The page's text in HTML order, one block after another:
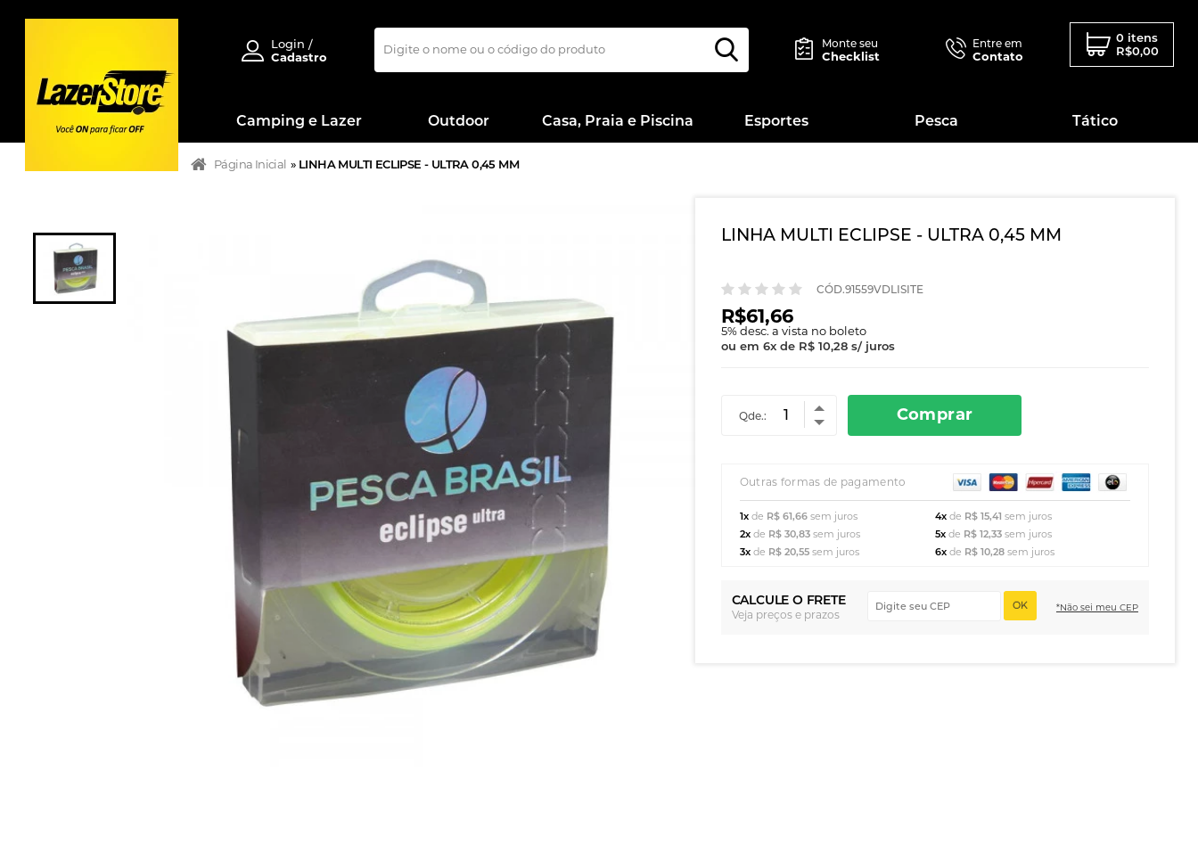
Login /
Cadastro
Monte seu
Checklist
Entre em
Contato
0 itens
R$0,00
Camping e Lazer Outdoor Casa, Praia e Piscina Esportes Pesca Tático
Página Inicial » LINHA MULTI ECLIPSE - ULTRA 0,45 MM
LINHA MULTI ECLIPSE - ULTRA 0,45 MM
CÓD.91559VDLISITE
R$61,66
5% desc. a vista no boleto
ou em 6xde R$ 10,28s/ juros
Qde.: Comprar
Outras formas de pagamento
1x de R$ 61,66sem juros
2x de R$ 30,83sem juros
3x de R$ 20,55sem juros
4x de R$ 15,41 sem juros
5x de R$ 12,33sem juros
6x de R$ 10,28sem juros
CALCULE O FRETE
Veja preços e prazos
OK *Não sei meu CEP